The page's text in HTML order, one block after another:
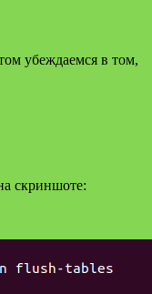
убеждаемся в том,
скриншоте: